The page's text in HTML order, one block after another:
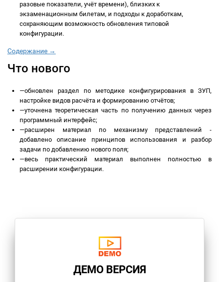
разовые показатели, учёт времени), близких к
экзаменационным билетам, и подходы к доработкам,
сохраняющим возможность обновления типовой
конфигурации.
Содержание →
Что нового
—обновлен раздел по методике конфигурирования в ЗУП,
настройке видов расчёта и формированию отчётов;
—уточнена теоретическая часть по получению данных через
программный интерфейс;
—расширен материал по механизму представлений -
добавлено описание принципов использования и разбор
задачи по добавлению нового поля;
—весь практический материал выполнен полностью в
расширении конфигурации.
ДЕМО ВЕРСИЯ